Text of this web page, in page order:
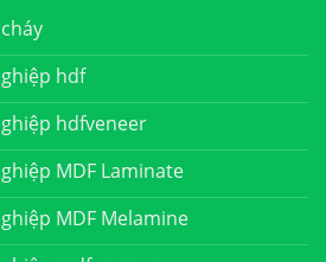
hdf
hdfveneer
MDF Laminate
MDF Melamine